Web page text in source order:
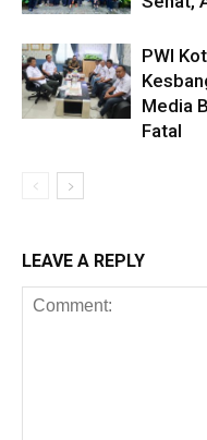
PWI
Media
Fatal
LEAVE A REPLY